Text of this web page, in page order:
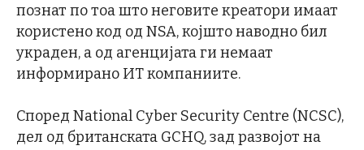
познат по тоа што неговите креатори имаат
користено код од NSA, којшто наводно бил
украден, а од агенцијата ги немаат
информирано ИТ компаниите.
Според National Cyber Security Centre (NCSC),
дел од британската GCHQ, зад развојот на